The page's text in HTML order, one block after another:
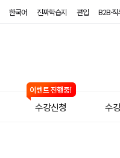
한국어 진짜학습지 편입 B2B·
수강신청 수